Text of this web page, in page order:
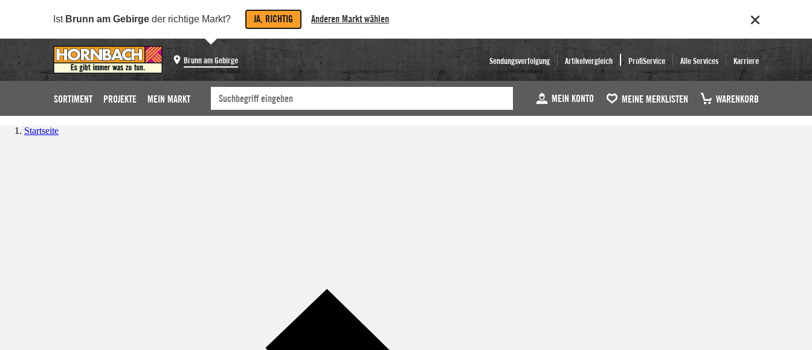
Ist Brunn am Gebirge der richtige Markt? JA, RICHTIG Anderen Markt wählen
Brunn am Gebirge Sendungsverfolgung Artikelvergleich ProfiService Alle Services Karriere
SORTIMENT PROJEKTE MEIN MARKT MEIN KONTO MEINE MERKLISTEN WARENKORB
Startseite